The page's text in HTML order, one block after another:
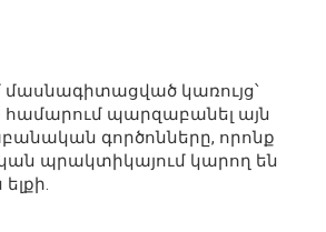
մասնագիտացված կառույց՝
պարզաբանել այն
գործոնները, որոնք
պրակտիկայում կարող են